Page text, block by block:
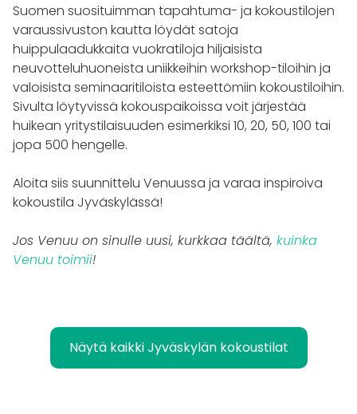
Suomen suosituimman tapahtuma- ja kokoustilojen
varaussivuston kautta löydät satoja
huippulaadukkaita vuokratiloja hiljaisista
neuvotteluhuoneista uniikkeihin workshop-tiloihin ja
valoisista seminaaritiloista esteettömiin kokoustiloihin.
Sivulta löytyvissä kokouspaikoissa voit järjestää
huikean yritystilaisuuden esimerkiksi 10, 20, 50, 100 tai
jopa 500 hengelle.
Aloita siis suunnittelu Venuussa ja varaa inspiroiva
kokoustila Jyväskylässä!
Jos Venuu on sinulle uusi, kurkkaa täältä, kuinka
Venuu toimii!
Näytä kaikki Jyväskylän kokoustilat